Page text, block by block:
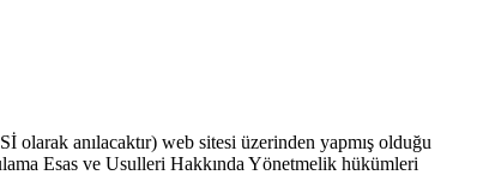
anılacaktır) web sitesi üzerinden yapmış olduğu
Esas ve Usulleri Hakkında Yönetmelik hükümleri